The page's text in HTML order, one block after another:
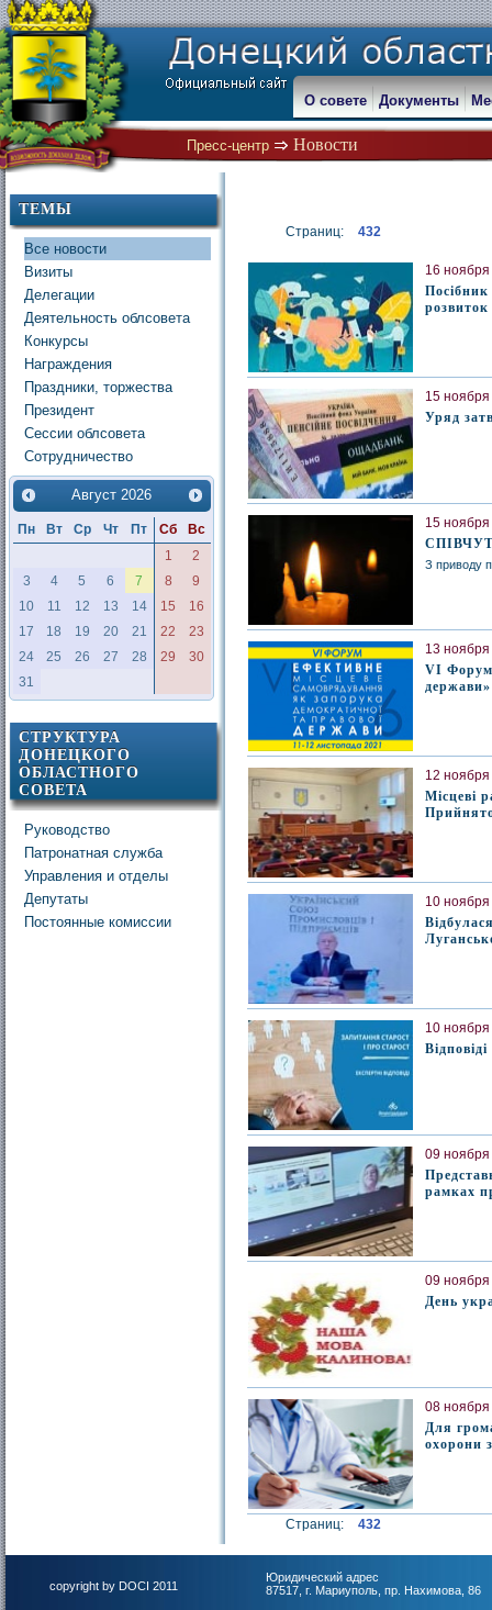
Пресс-центр Новости
О совете Документы
ТЕМЫ
Все новости
Визиты
Делегации
Деятельность облсовета
Конкурсы
Награждения
Праздники, торжества
Президент
Сессии облсовета
Сотрудничество
Август 2026
Пн Вт Ср Чт Пт Сб
Вс
1
2
3
4 5 6 7 8
9
10
11 12 13 14 15
16
17
18 19 20 21 22
23
24
25 26 27 28 29
30
31
СТРУКТУРА
ДОНЕЦКОГО
ОБЛАСТНОГО
СОВЕТА
Руководство
Патронатная служба
Управления и отделы
Депутаты
Постоянные комиссии
Страниц: 432
16
розвиток
15 ноября
Уряд
15
З приводу
13
VI Форум
держави»
12
Місцеві
10 ноября
10
09 ноября
рамках
09 ноября
День
08 ноября
Для
охорони
Страниц: 432
copyright by DOCI 2011
Юридический адрес
87517, г. Мариуполь, пр. Нахимова, 86